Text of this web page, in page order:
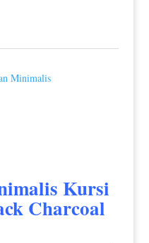
Minimalis
Kursi
Charcoal